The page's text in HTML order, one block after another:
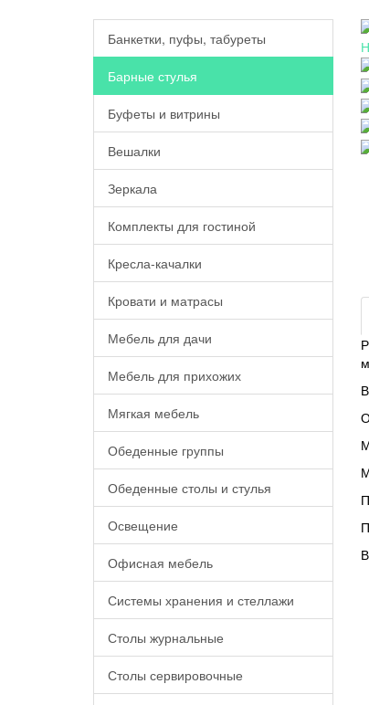
Банкетки, пуфы, табуреты
Барные стулья
Буфеты и витрины
Вешалки
Зеркала
Комплекты для гостиной
Кресла-качалки
Кровати и матрасы
Мебель для дачи
Мебель для прихожих
Мягкая мебель
Обеденные группы
Обеденные столы и стулья
Освещение
Офисная мебель
Системы хранения и стеллажи
Столы журнальные
Столы сервировочные